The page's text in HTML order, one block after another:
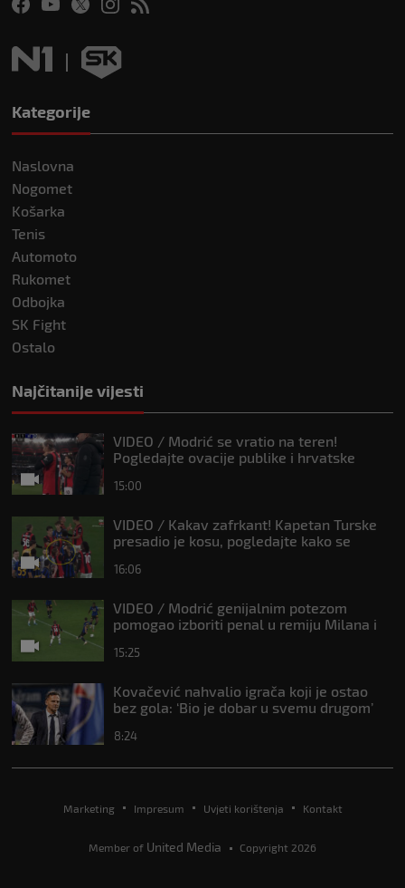
Kategorije
Naslovna
Nogomet
Košarka
Tenis
Automoto
Rukomet
Odbojka
SK Fight
Ostalo
Najčitanije vijesti
VIDEO / Modrić se vratio na teren!
Pogledajte ovacije publike i hrvatske
15:00
VIDEO / Kakav zafrkant! Kapetan Turske
presadio je kosu, pogledajte kako se
16:06
VIDEO / Modrić genijalnim potezom
pomogao izboriti penal u remiju Milana i
15:25
Kovačević nahvalio igrača koji je ostao
bez gola: ‘Bio je dobar u svemu drugom’
8:24
Marketing Impresum Uvjeti korištenja Kontakt
Member of United Media Copyright 2026